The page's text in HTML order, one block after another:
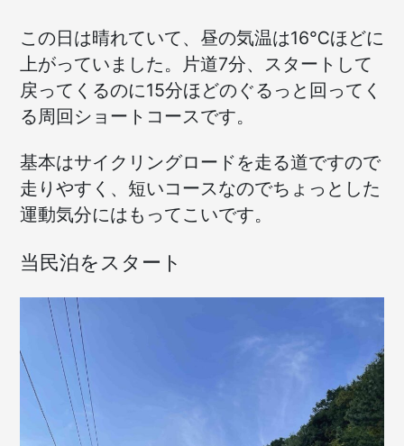
この日は晴れていて、昼の気温は16℃ほどに
上がっていました。片道7分、スタートして
戻ってくるのに15分ほどのぐるっと回ってく
る周回ショートコースです。
基本はサイクリングロードを走る道ですので
走りやすく、短いコースなのでちょっとした
運動気分にはもってこいです。
当民泊をスタート